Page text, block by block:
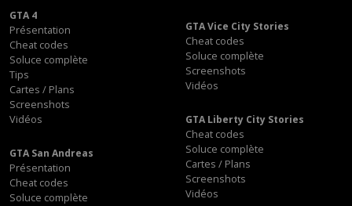
GTA 4
Présentation
Cheat codes
Soluce complète
Tips
Cartes / Plans
Screenshots
Vidéos
GTA Vice City Stories
Cheat codes
Soluce complète
Screenshots
Vidéos
GTA Liberty City Stories
Cheat codes
Soluce complète
Cartes / Plans
Screenshots
Vidéos
GTA San Andreas
Présentation
Cheat codes
Soluce complète